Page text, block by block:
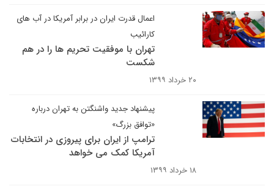
اعمال قدرت ایران در برابر آمریکا در آب های
کارائیب
تهران با موفقیت تحریم ها را در هم
شکست
۲۰ خرداد ۱۳۹۹
پیشنهاد جدید واشنگتن به تهران درباره
«توافق بزرگ»
ترامپ از ایران برای پیروزی در انتخابات
آمریکا کمک می خواهد
۱۸ خرداد ۱۳۹۹